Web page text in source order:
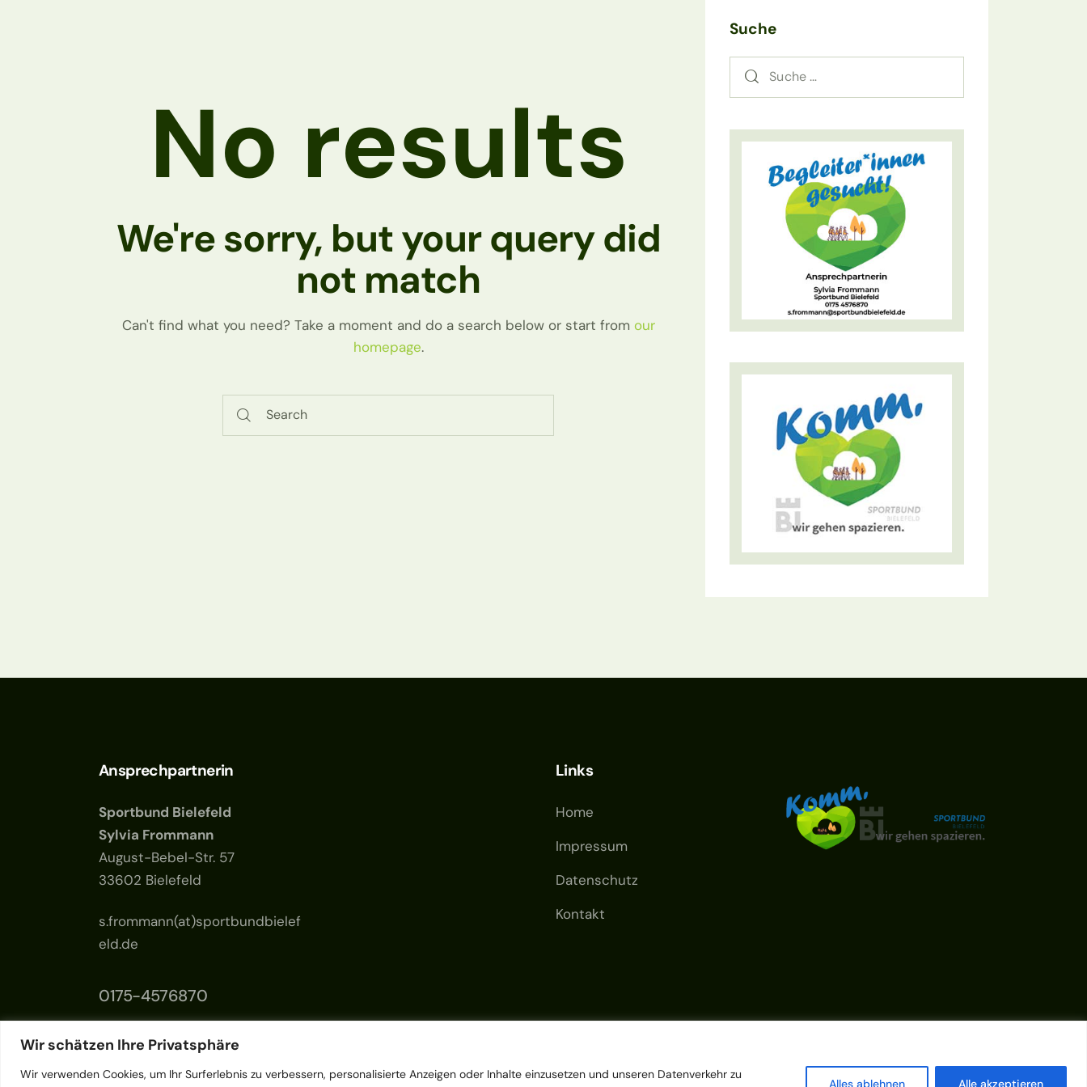
Wir schätzen Ihre Privatsphäre
Wir verwenden Cookies, um Ihr Surferlebnis zu verbessern, personalisierte Anzeigen oder Inhalte einzusetzen und unseren Datenverkehr zu
Alles ablehnen Alle akzeptieren
No results
We're sorry, but your query did
not match
Can't find what you need? Take a moment and do a search below or start from our
homepage.
Suche
Ansprechpartnerin
Sportbund Bielefeld
Sylvia Frommann
August-Bebel-Str. 57
33602 Bielefeld
s.frommann(at)sportbundbielef
eld.de
0175-4576870
Links
Home
Impressum
Datenschutz
Kontakt
© {{2024}}. All Rights Reserved.